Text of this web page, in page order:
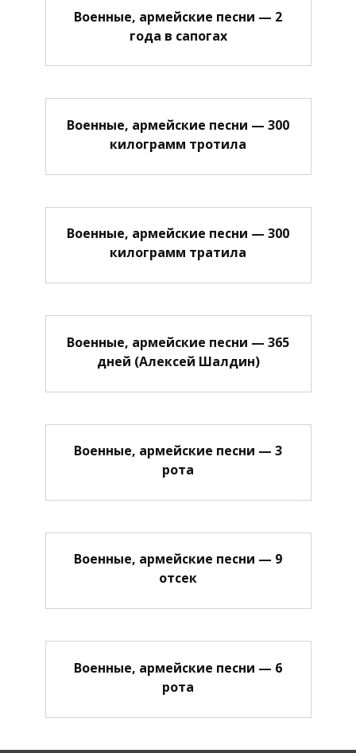
Военные, армейские песни — 2
года в сапогах
Военные, армейские песни — 300
килограмм тротила
Военные, армейские песни — 300
килограмм тратила
Военные, армейские песни — 365
дней (Алексей Шалдин)
Военные, армейские песни — 3
рота
Военные, армейские песни — 9
отсек
Военные, армейские песни — 6
рота